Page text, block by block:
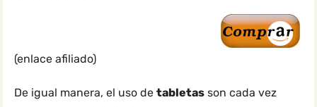
(enlace afiliado)
De igual manera, el uso de tabletas son cada vez